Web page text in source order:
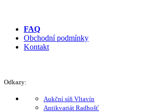
FAQ
Obchodní podmínky
Kontakt
Odkazy:
Aukční síň Vltavín
Antikvariát Radhošť